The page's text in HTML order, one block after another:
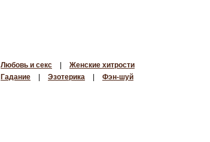
Любовь и секс
Женские хитрости
Гадание Эзотерика
Фэн-шуй